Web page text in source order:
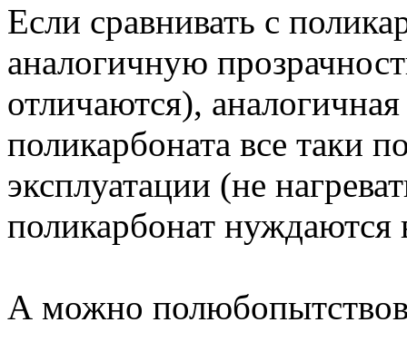
Если сравнивать с
аналогичную
отличаются),
поликарбоната все таки
эксплуатации (не
поликарбонат
А можно